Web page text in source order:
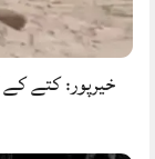
خیرپور: کتے کے